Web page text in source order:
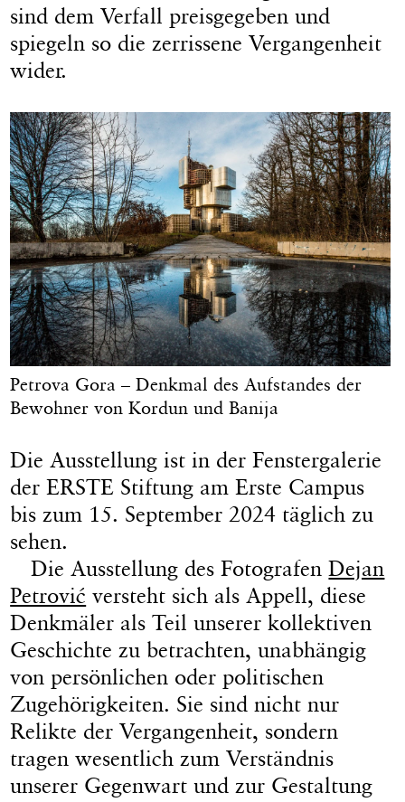
sind dem Verfall preisgegeben und
spiegeln so die zerrissene Vergangenheit
wider.
Petrova Gora – Denkmal des Aufstandes der
Bewohner von Kordun und Banija
Die Ausstellung ist in der Fenstergalerie
der ERSTE Stiftung am Erste Campus
bis zum 15. September 2024 täglich zu
sehen.
Die Ausstellung des FotografenDejan
Petrović versteht sich als Appell, diese
Denkmäler als Teil unserer kollektiven
Geschichte zu betrachten, unabhängig
von persönlichen oder politischen
Zugehörigkeiten. Sie sind nicht nur
Relikte der Vergangenheit, sondern
tragen wesentlich zum Verständnis
unserer Gegenwart und zur Gestaltung